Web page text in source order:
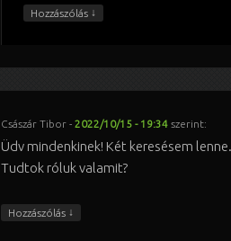
Hozzászólás ↓
Császár Tibor- 2022/10/15 - 19:34 szerint:
Üdv mindenkinek! Két keresésem
Tudtok róluk valamit?
Hozzászólás ↓